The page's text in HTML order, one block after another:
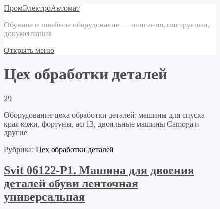
ПромЭлектроАвтомат
Обувное и швейное оборудование — описания, инструкции,
документация
Открыть меню
Цех обработки деталей
29
Оборудование цеха обработки деталей: машины для спуска
края кожи, фортуны, асг13, двоильные машины Camoga и
другие
Рубрика: Цех обработки деталей
Svit 06122-Р1. Машина для двоения
деталей обуви ленточная
универсальная